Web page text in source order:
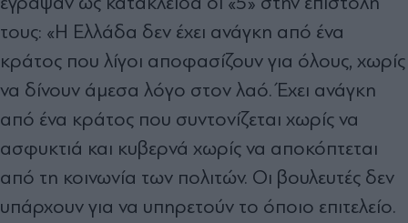
τους: «Η Ελλάδα δεν έχει ανάγκη από ένα
κράτος που λίγοι αποφασίζουν για όλους, χωρίς
να δίνουν άμεσα λόγο στον λαό. Έχει ανάγκη
από ένα κράτος που συντονίζεται χωρίς να
ασφυκτιά και κυβερνά χωρίς να αποκόπτεται
από τη κοινωνία των πολιτών. Οι βουλευτές δεν
υπάρχουν για να υπηρετούν το όποιο επιτελείο.